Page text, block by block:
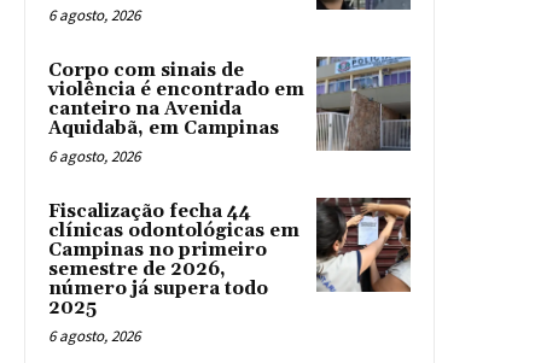
6 agosto, 2026
Corpo com sinais de
violência é encontrado em
canteiro na Avenida
Aquidabã, em Campinas
6 agosto, 2026
Fiscalização fecha 44
clínicas odontológicas em
Campinas no primeiro
semestre de 2026,
número já supera todo
2025
6 agosto, 2026